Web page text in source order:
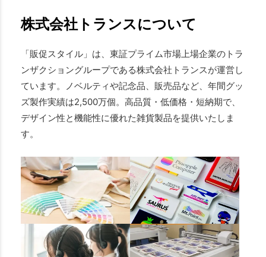
株式会社トランスについて
「販促スタイル」は、東証プライム市場上場企業のトラ
ンザクショングループである株式会社トランスが運営し
ています。ノベルティや記念品、販売品など、年間グッ
ズ製作実績は2,500万個。高品質・低価格・短納期で、
デザイン性と機能性に優れた雑貨製品を提供いたしま
す。